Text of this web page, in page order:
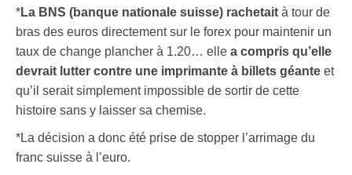
*La BNS (banque nationale suisse) rachetait à tour de
bras des euros directement sur le forex pour maintenir un
taux de change plancher à 1.20… elle a compris qu’elle
devrait lutter contre une imprimante à billets géante et
qu’il serait simplement impossible de sortir de cette
histoire sans y laisser sa chemise.
*La décision a donc été prise de stopper l’arrimage du
franc suisse à l’euro.